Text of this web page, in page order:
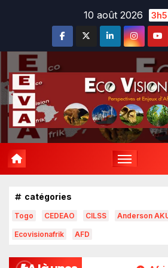
10 août 2026
catégories
Togo CEDEAO CILSS Anderson
Ecovisionafrik AFD